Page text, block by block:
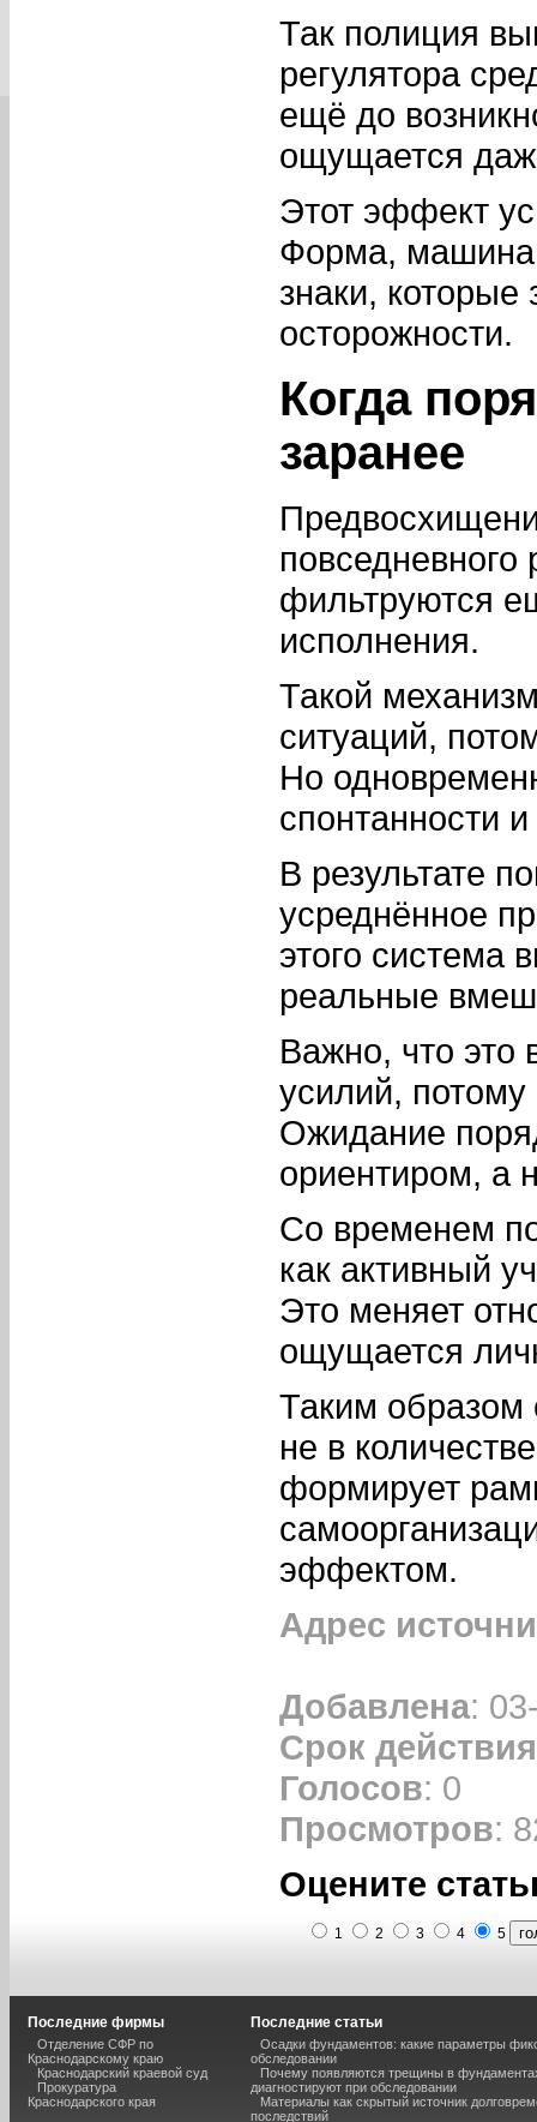
Так полиция
регулятора
ещё до
ощущается
Этот эффект
Форма,
знаки,
осторожности.
Когда
заранее
фильтруются
исполнения.
Такой
ситуаций,
Но
спонтанности
В результате
усреднённое
этого система
реальные
Важно, что это
усилий, потому
Ожидание
ориентиром, а
Со временем
как активный
Это меняет
ощущается
Таким образом
не в
формирует
эффектом.
Адрес
Добавлена:
Срок действия
Голосов: 0
Просмотров:
Оцените
1 2 3 4 5
Последние фирмы
Отделение СФР по
Краснодарскому краю
Краснодарский краевой суд
Прокуратура
Краснодарского края
Последние статьи
Осадки фундаментов: какие параметры
обследовании
Почему появляются трещины в
диагностируют при обследовании
Материалы как скрытый источник
последствий